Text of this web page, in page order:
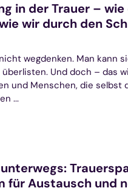
in der Trauer –
wir durch den
wegdenken. Man kann
Und doch – das
und Menschen, die selbst
...
für Austausch und